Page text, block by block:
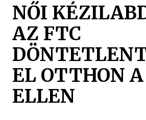
NŐI
AZ FTC
EL OTTHON
ELLEN